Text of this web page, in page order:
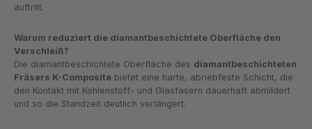
auftritt.
Warum reduziert die diamantbeschichtete Oberfläche den
Verschleiß?
Die diamantbeschichtete Oberfläche des diamantbeschichteten
Fräsers K-Composite bietet eine harte, abriebfeste Schicht, die
den Kontakt mit Kohlenstoff- und Glasfasern dauerhaft abmildert
und so die Standzeit deutlich verlängert.